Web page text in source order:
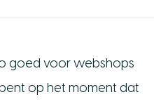
goed voor webshops
op het moment dat